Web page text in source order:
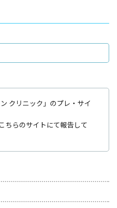
クリニック」のプレ・サイ
ちらのサイトにて報告して